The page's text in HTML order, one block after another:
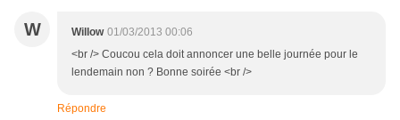
W Willow 01/03/2013 00:06
<br /> Coucou cela doit annoncer une belle journée pour le
lendemain non ? Bonne soirée <br />
Répondre